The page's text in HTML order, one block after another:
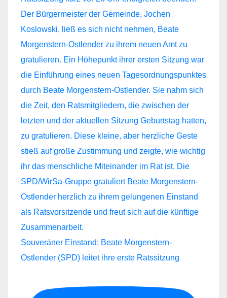
Souveräner Einstand: Beate Morgenstern-
Ostlender (SPD) leitet ihre erste Ratssitzung